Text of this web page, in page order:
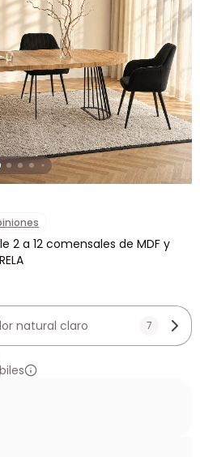
2 a 12 comensales de MDF y
natural claro 7